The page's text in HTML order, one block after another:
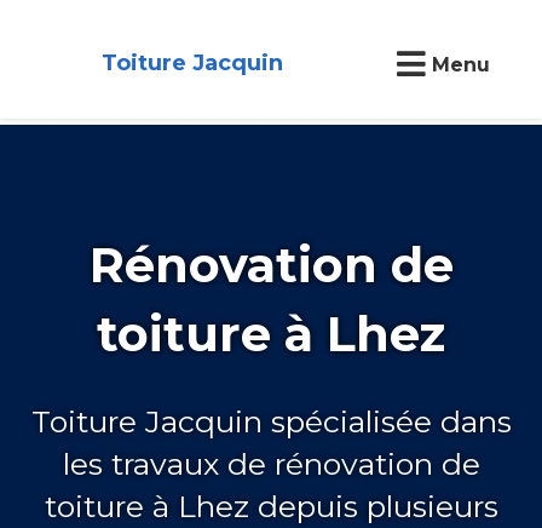
Toiture Jacquin Menu
Rénovation de
toiture à Lhez
Toiture Jacquin spécialisée dans
les travaux de rénovation de
toiture à Lhez depuis plusieurs